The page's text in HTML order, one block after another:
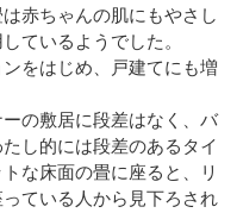
赤ちゃんの肌にもやさし
ているようでした。
をはじめ、戸建てにも増
の敷居に段差はなく、バ
し的には段差のあるタイ
な床面の畳に座ると、リ
ている人から見下ろされ